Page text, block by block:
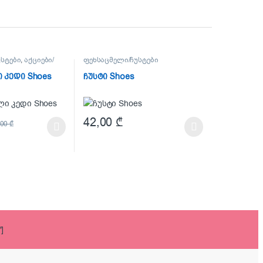
,აქციები/
OUTLET
Shoes
₾
ფეხსაცმელი/ჩუსტები
ჩუსტი Shoes
42,00 ₾